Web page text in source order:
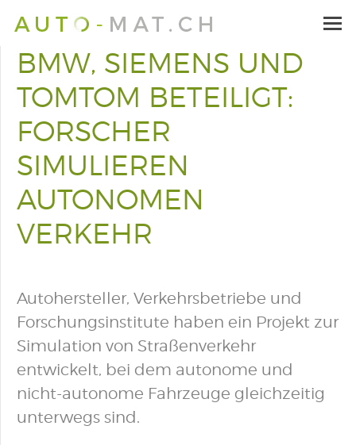
BMW, SIEMENS UND
TOMTOM BETEILIGT:
FORSCHER
SIMULIEREN
AUTONOMEN
VERKEHR
Autohersteller, Verkehrsbetriebe und
Forschungsinstitute haben ein Projekt zur
Simulation von Straßenverkehr
entwickelt, bei dem autonome und
nicht-autonome Fahrzeuge gleichzeitig
unterwegs sind.